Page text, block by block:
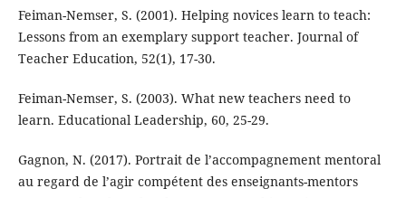
Feiman-Nemser, S. (2001). Helping novices learn to teach:
Lessons from an exemplary support teacher. Journal of
Teacher Education, 52(1), 17-30.
Feiman-Nemser, S. (2003). What new teachers need to
learn. Educational Leadership, 60, 25-29.
Gagnon, N. (2017). Portrait de l’accompagnement mentoral
au regard de l’agir compétent des enseignants-mentors